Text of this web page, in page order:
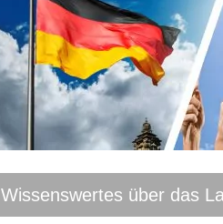
Wissenswertes über das